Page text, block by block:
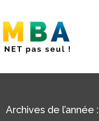
Archives de l’année :